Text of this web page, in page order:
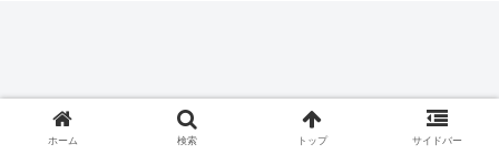
ホーム 検索 トップ サイドバー